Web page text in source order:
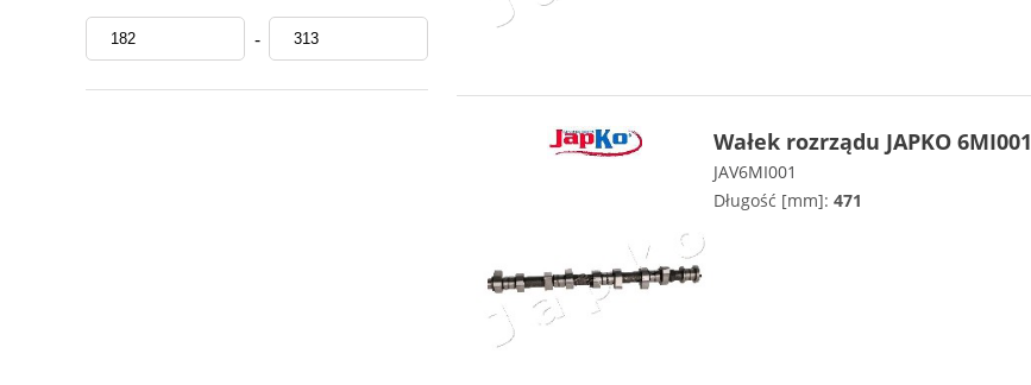
-
Wałek rozrządu JAPKO 6MI001
JAV6MI001
Długość [mm]: 471